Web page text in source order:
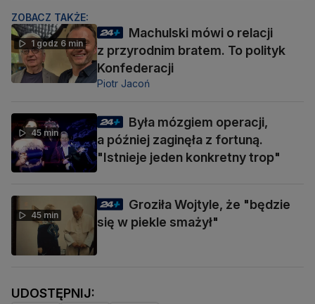
ZOBACZ TAKŻE:
1 godz 6 min
Machulski mówi o relacji
z przyrodnim bratem. To polityk
Konfederacji
Piotr Jacoń
45 min
Była mózgiem operacji,
a później zaginęła z fortuną.
"Istnieje jeden konkretny trop"
45 min
Groziła Wojtyle, że "będzie
się w piekle smażył"
UDOSTĘPNIJ: